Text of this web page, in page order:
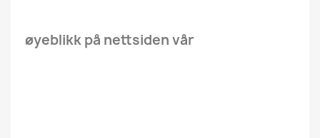
øyeblikk på nettsiden vår